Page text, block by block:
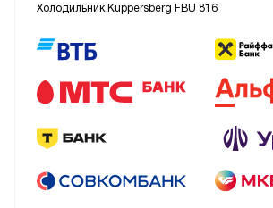
Холодильник Kuppersberg FBU 816